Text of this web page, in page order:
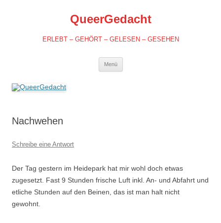
QueerGedacht
ERLEBT – GEHÖRT – GELESEN – GESEHEN
Menü
Nachwehen
Schreibe eine Antwort
Der Tag gestern im Heidepark hat mir wohl doch etwas
zugesetzt. Fast 9 Stunden frische Luft inkl. An- und Abfahrt und
etliche Stunden auf den Beinen, das ist man halt nicht
gewohnt.